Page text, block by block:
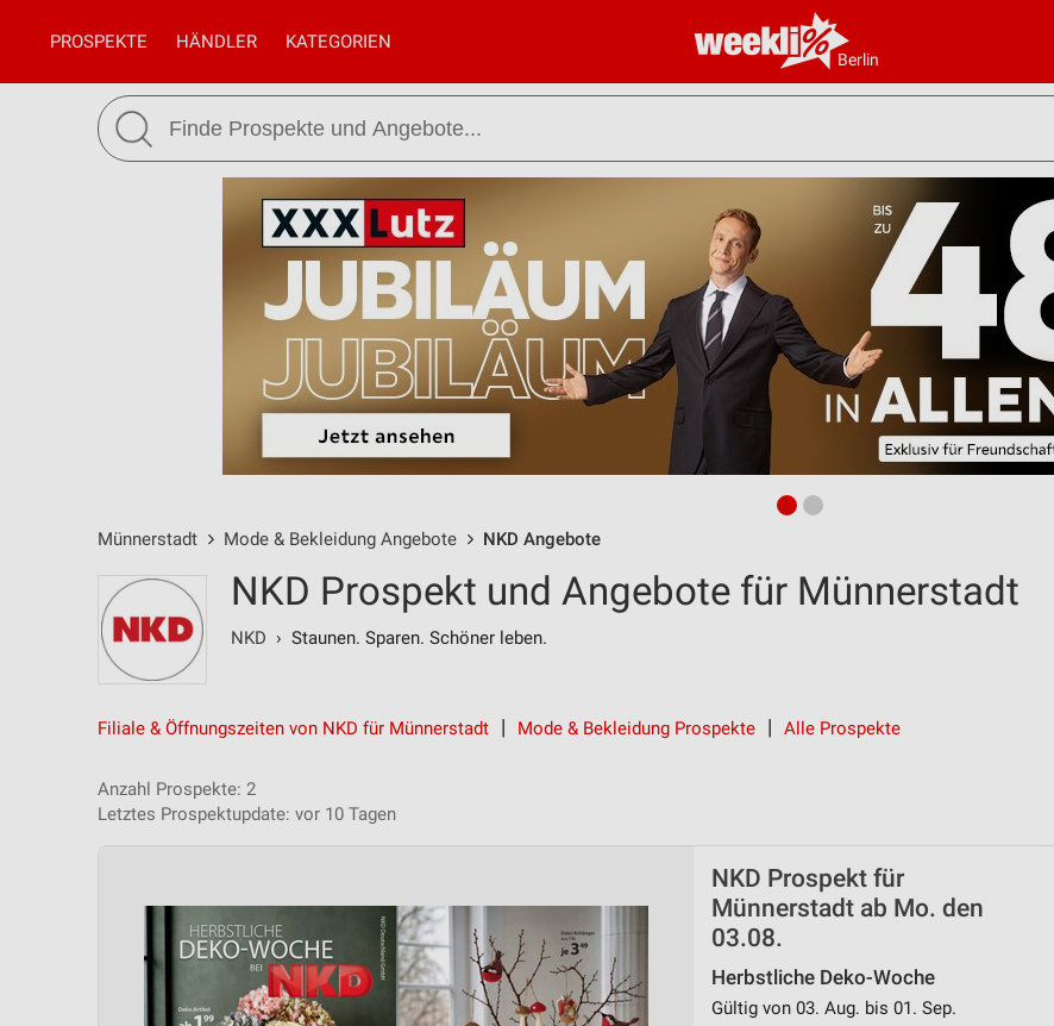
Berlin
PROSPEKTE HÄNDLER KATEGORIEN
Münnerstadt Mode & Bekleidung Angebote NKD Angebote
NKD Prospekt und Angebote für Münnerstadt
NKD › Staunen. Sparen. Schöner leben.
Filiale & Öffnungszeiten von NKD für Münnerstadt Mode & Bekleidung Prospekte Alle Prospekte
Anzahl Prospekte: 2
Letztes Prospektupdate: vor 10 Tagen
NKD Prospekt für
Münnerstadt ab Mo. den
03.08.
Herbstliche Deko-Woche
Gültig von 03. Aug. bis 01. Sep.